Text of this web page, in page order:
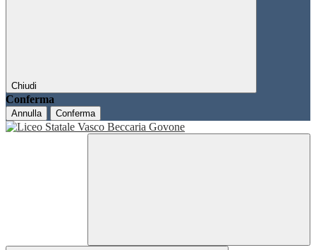
Chiudi
Conferma
Annulla Conferma